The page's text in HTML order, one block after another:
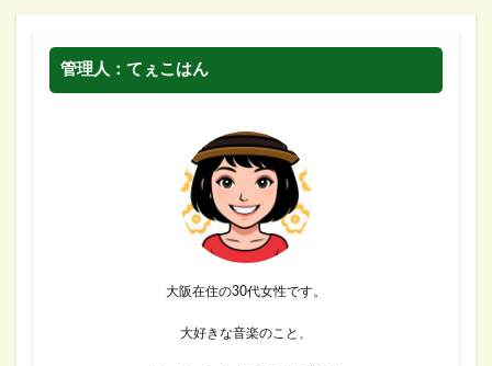
管理人：てぇこはん
大阪在住の30代女性です。
大好きな音楽のこと、